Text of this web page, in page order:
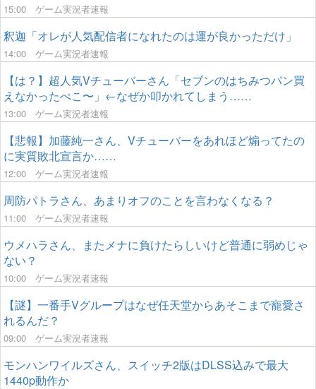
15:00 ゲーム実況者速報
釈迦「オレが人気配信者になれたのは運が良かっただけ」
14:00 ゲーム実況者速報
【は？】超人気Vチューバーさん「セブンのはちみつパン買
えなかったぺこ〜」←なぜか叩かれてしまう……
13:00 ゲーム実況者速報
【悲報】加藤純一さん、Vチューバーをあれほど煽ってたの
に実質敗北宣言か……
12:00 ゲーム実況者速報
周防パトラさん、あまりオフのことを言わなくなる？
11:00 ゲーム実況者速報
ウメハラさん、またメナに負けたらしいけど普通に弱めじゃ
ない？
10:00 ゲーム実況者速報
【謎】一番手Vグループはなぜ任天堂からあそこまで寵愛さ
れるんだ？
09:00 ゲーム実況者速報
モンハンワイルズさん、スイッチ2版はDLSS込みで最大
1440p動作か